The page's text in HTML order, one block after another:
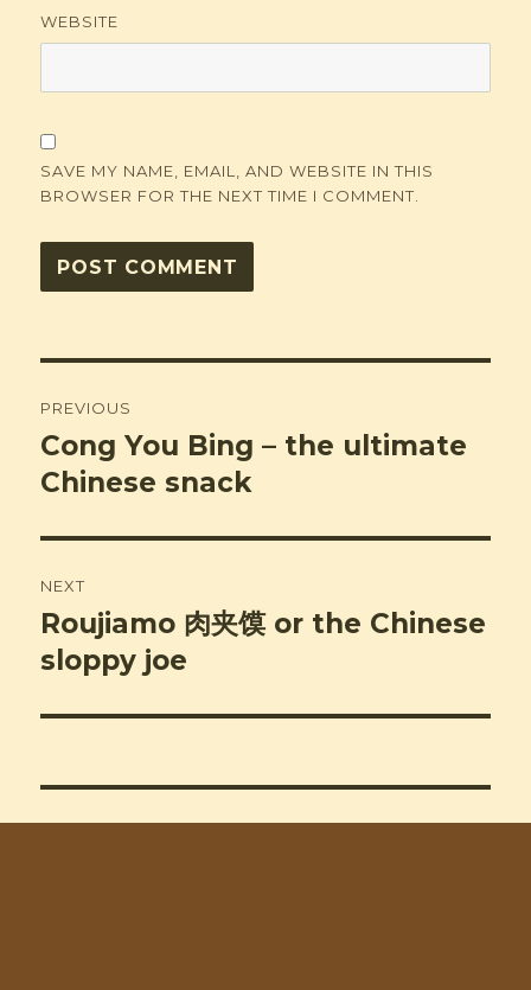
WEBSITE
SAVE MY NAME, EMAIL, AND WEBSITE IN THIS
BROWSER FOR THE NEXT TIME I COMMENT.
navigation
PREVIOUS
Previous
post:
Cong You Bing – the ultimate
Chinese snack
NEXT
Next
post:
Roujiamo 肉夹馍 or the Chinese
sloppy joe